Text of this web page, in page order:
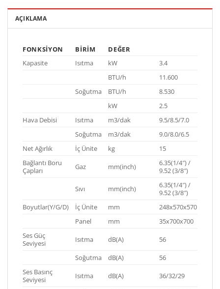
AÇIKLAMA
FONKSIYON BIRIM
DEĞER
Kapasite
Isıtma kW
3.4
BTU/h
11.600
Soğutma
BTU/h
8.530
kW
2.5
Hava Debisi
Isıtma m3/dak
9.5/8.5/7.0
Soğutma
m3/dak
9.0/8.0/6.5
Net Ağırlık
İç Ünite kg
15
Bağlantı Boru
Çapları
Gaz mm(inch)
6.35(1/4″) /
9.52 (3/8″)
Sıvı mm(inch)
6.35(1/4″) /
9.52 (3/8″)
Boyutlar(Y/G/D)
İç Ünite mm
248x570x570
Panel
mm
35x700x700
Ses Güç
Seviyesi
Isıtma dB(A) 56
Soğutma dB(A)
56
Ses Basınç
Seviyesi
Isıtma dB(A) 36/32/29